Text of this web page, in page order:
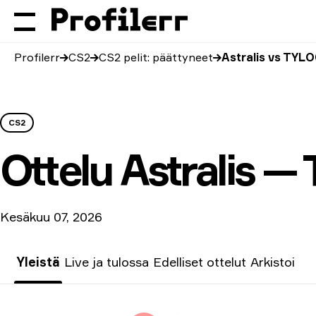
Profilerr CS2 CS2 pelit: päättyneet Astralis vs
CS2
OtteluAstralis —
Kesäkuu 07, 2026
Yleistä Live ja tulossa Edelliset ottelut Arkistoi